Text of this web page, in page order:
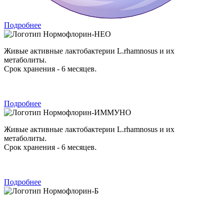
Подробнее
Нормофлорин-НЕО
Живые активные лактобактерии L.rhamnosus и их
метаболиты.
Срок хранения - 6 месяцев.
Подробнее
Нормофлорин-ИММУНО
Живые активные лактобактерии L.rhamnosus и их
метаболиты.
Срок хранения - 6 месяцев.
Подробнее
Нормофлорин-Б